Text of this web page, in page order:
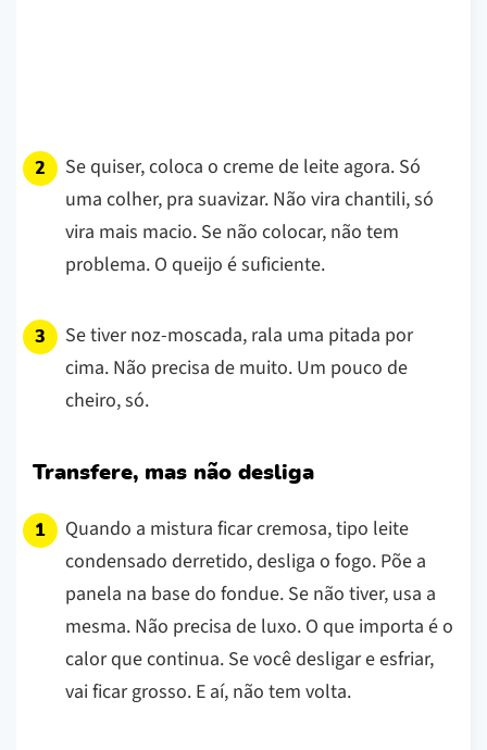
Se quiser, coloca o creme de leite agora. Só
uma colher, pra suavizar. Não vira chantili, só
vira mais macio. Se não colocar, não tem
problema. O queijo é suficiente.
Se tiver noz-moscada, rala uma pitada por
cima. Não precisa de muito. Um pouco de
cheiro, só.
Transfere, mas não desliga
Quando a mistura ficar cremosa, tipo leite
condensado derretido, desliga o fogo. Põe a
panela na base do fondue. Se não tiver, usa a
mesma. Não precisa de luxo. O que importa é o
calor que continua. Se você desligar e esfriar,
vai ficar grosso. E aí, não tem volta.